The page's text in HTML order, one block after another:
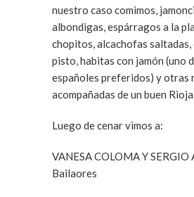
nuestro caso comimos,
albondigas, espárragos a la
chopitos, alcachofas
pisto, habitas con jamón (uno
españoles preferidos) y otras
acompañadas de un buen
Luego de cenar vimos a:
VANESA COLOMA Y SERGIO
Bailaores